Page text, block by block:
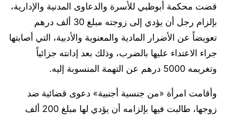
قضت محكمة أبوظبي للأسرة والدعاوى المدنية والإدارية،
بإلزام رجل أن يؤدي إلى زوجته مبلغ 30 ألف درهم
تعويضاً عن الأضرار المادية والمعنوية والأدبية، التي أصابتها
جراء الاعتداء عليها بالضرب، وذلك بعد إدانته جزائياً
وتغريمه 5000 درهم عن التهمة المنسوبة إليه.
وأقامت امرأة «من جنسية أجنبية» دعوى قضائية ضد
زوجها، طالبت فيها بإلزامه أن يؤدي لها مبلغ 200 ألف